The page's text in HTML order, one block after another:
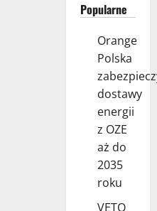
Popularne
Orange
Polska
dostawy
energii
z OZE
aż do
2035
roku
VETO